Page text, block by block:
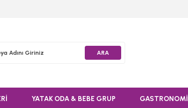
ARA
YATAK ODA & BEBE GRUP GASTRONOMİ